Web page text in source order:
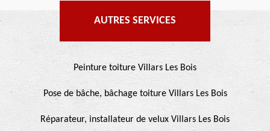
AUTRES SERVICES
Peinture toiture Villars Les Bois
Pose de bâche, bâchage toiture Villars Les Bois
Réparateur, installateur de velux Villars Les Bois